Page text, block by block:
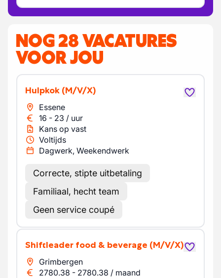
NOG 28 VACATURES
VOOR JOU
Hulpkok (M/V/X)
Essene
16 - 23 / uur
Kans op vast
Voltijds
Dagwerk, Weekendwerk
Correcte, stipte uitbetaling
Familiaal, hecht team
Geen service coupé
Shiftleader food & beverage (M/V/X)
Grimbergen
2780.38 - 2780.38 / maand